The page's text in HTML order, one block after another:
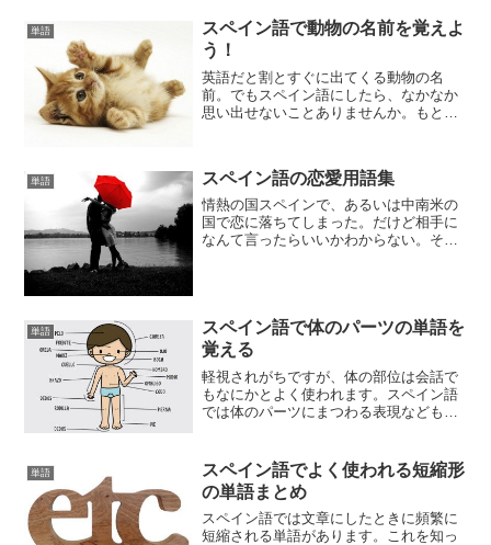
単語
スペイン語で動物の名前を覚えよ
う！
英語だと割とすぐに出てくる動物の名
前。でもスペイン語にしたら、なかなか
思い出せないことありませんか。もとも
単語 スペイン語の恋愛用語集
情熱の国スペインで、あるいは中南米の
国で恋に落ちてしまった。だけど相手に
なんて言ったらいいかわからない。そん
単語
スペイン語で体のパーツの単語を
覚える
軽視されがちですが、体の部位は会話で
もなにかとよく使われます。スペイン語
では体のパーツにまつわる表現などもた
覚え方はとにかく暗記することです。絵
などを見ながら照らし合わ...
単語
スペイン語でよく使われる短縮形
の単語まとめ
スペイン語では文章にしたときに頻繁に
短縮される単語があります。これを知っ